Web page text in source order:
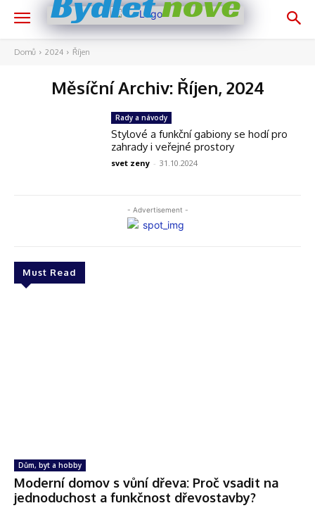
Domů 2024 Říjen
Měsíční Archiv: Říjen, 2024
- Advertisement -
Must Read
Dům, byt a hobby
Moderní domov s vůní dřeva: Proč vsadit na
jednoduchost a funkčnost dřevostavby?
Rady a návody
Stylové a funkční gabiony se hodí pro
zahrady i veřejné prostory
svet zeny - 31.10.2024